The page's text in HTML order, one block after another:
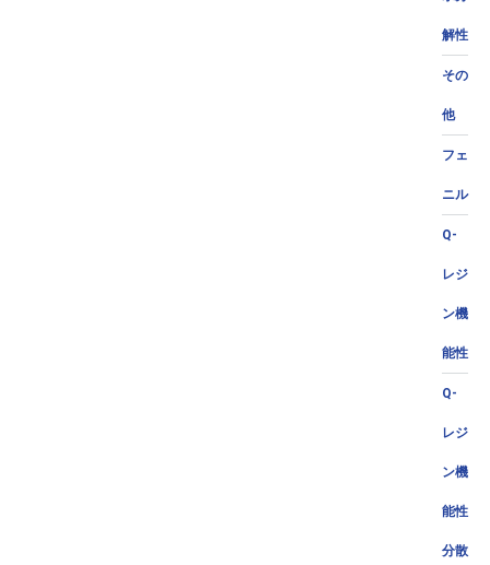
解性
その
他
フェ
ニル
Q-
レジ
ン機
能性
Q-
レジ
ン機
能性
分散